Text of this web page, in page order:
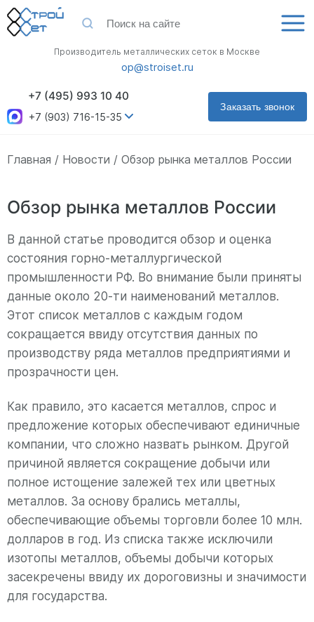
Заказать звонок
+7 (495) 993 10 40
+7 (903) 716-15-35
Производитель металлических сеток в Москве
op@stroiset.ru
Главная Новости Обзор рынка металлов России
Обзор рынка металлов России
В данной статье проводится обзор и оценка
состояния горно-металлургической
промышленности РФ. Во внимание были приняты
данные около 20-ти наименований металлов.
Этот список металлов с каждым годом
сокращается ввиду отсутствия данных по
производству ряда металлов предприятиями и
прозрачности цен.
Как правило, это касается металлов, спрос и
предложение которых обеспечивают единичные
компании, что сложно назвать рынком. Другой
причиной является сокращение добычи или
полное истощение залежей тех или цветных
металлов. За основу брались металлы,
обеспечивающие объемы торговли более 10 млн.
долларов в год. Из списка также исключили
изотопы металлов, объемы добычи которых
засекречены ввиду их дороговизны и значимости
для государства.